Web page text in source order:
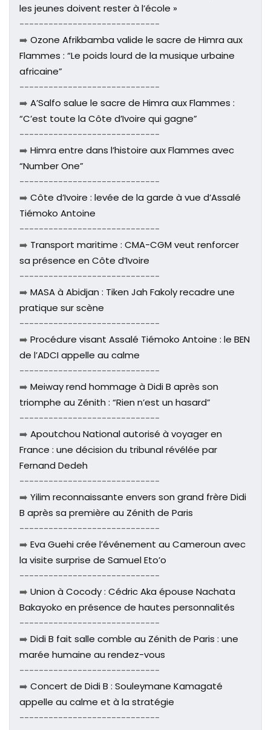
les jeunes doivent rester à l’école »
-----------------------------
➡️ Ozone Afrikbamba valide le sacre de Himra aux
Flammes : “Le poids lourd de la musique urbaine
africaine”
-----------------------------
➡️ A’Salfo salue le sacre de Himra aux Flammes :
“C’est toute la Côte d’Ivoire qui gagne”
-----------------------------
➡️ Himra entre dans l’histoire aux Flammes avec
“Number One”
-----------------------------
➡️ Côte d’Ivoire : levée de la garde à vue d’Assalé
Tiémoko Antoine
-----------------------------
➡️ Transport maritime : CMA-CGM veut renforcer
sa présence en Côte d’Ivoire
-----------------------------
➡️ MASA à Abidjan : Tiken Jah Fakoly recadre une
pratique sur scène
-----------------------------
➡️ Procédure visant Assalé Tiémoko Antoine : le BEN
de l’ADCI appelle au calme
-----------------------------
➡️ Meiway rend hommage à Didi B après son
triomphe au Zénith : “Rien n’est un hasard”
-----------------------------
➡️ Apoutchou National autorisé à voyager en
France : une décision du tribunal révélée par
Fernand Dedeh
-----------------------------
➡️ Yilim reconnaissante envers son grand frère Didi
B après sa première au Zénith de Paris
-----------------------------
➡️ Eva Guehi crée l’événement au Cameroun avec
la visite surprise de Samuel Eto’o
-----------------------------
➡️ Union à Cocody : Cédric Aka épouse Nachata
Bakayoko en présence de hautes personnalités
-----------------------------
➡️ Didi B fait salle comble au Zénith de Paris : une
marée humaine au rendez-vous
-----------------------------
➡️ Concert de Didi B : Souleymane Kamagaté
appelle au calme et à la stratégie
-----------------------------